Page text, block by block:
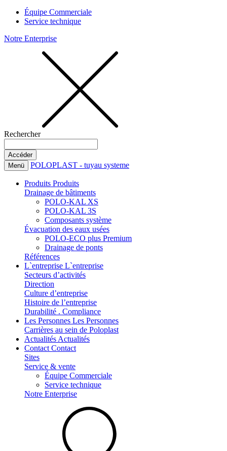
Équipe Commerciale
Service technique
Notre Enterprise
Rechercher
Menü POLOPLAST - tuyau systeme
Produits Produits
Drainage de bâtiments
POLO-KAL XS
POLO-KAL 3S
Composants système
Évacuation des eaux usées
POLO-ECO plus Premium
Drainage de ponts
Références
L`entreprise L`entreprise
Secteurs d’activités
Direction
Culture d’entreprise
Histoire de l’entreprise
Durabilité . Compliance
Les Personnes Les Personnes
Carrières au sein de Poloplast
Actualités Actualités
Contact Contact
Sites
Service & vente
Équipe Commerciale
Service technique
Notre Enterprise